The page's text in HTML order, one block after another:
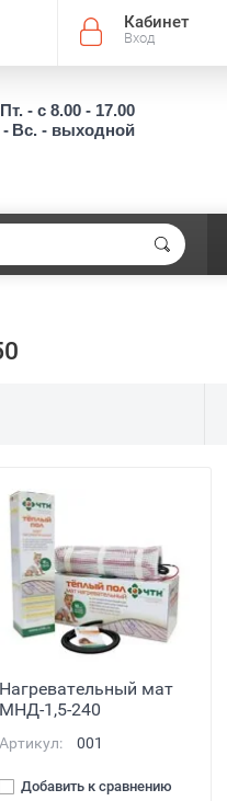
Кабинет
Вход
- с 8.00 - 17.00
Вс. - выходной
Нагревательный мат
МНД-1,5-240
Артикул: 001
Добавить к сравнению